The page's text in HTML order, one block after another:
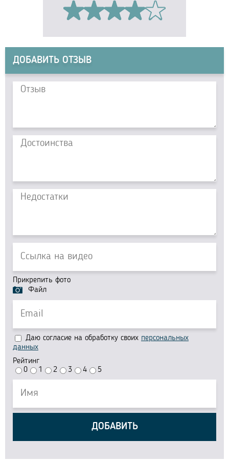
ДОБАВИТЬ ОТЗЫВ
Прикрепить фото
Файл
Даю согласие на обработку своих персональных
данных
Рейтинг
0
1 2 3 4 5
ДОБАВИТЬ